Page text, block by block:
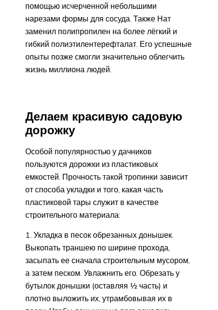
помощью исчерченной небольшими
нарезами формы для сосуда. Также Нат
заменил полипропилен на более лёгкий и
гибкий полиэтилентерефталат. Его успешные
опыты позже смогли значительно облегчить
жизнь миллиона людей.
Делаем красивую садовую
дорожку
Особой популярностью у дачников
пользуются дорожки из пластиковых
емкостей. Прочность такой тропинки зависит
от способа укладки и того, какая часть
пластиковой тары служит в качестве
строительного материала:
Укладка в песок обрезанных донышек.
Выкопать траншею по ширине прохода,
засыпать ее сначала строительным мусором,
а затем песком. Увлажнить его. Обрезать у
бутылок донышки (оставляя ½ часть) и
плотно выложить их, утрамбовывая их в